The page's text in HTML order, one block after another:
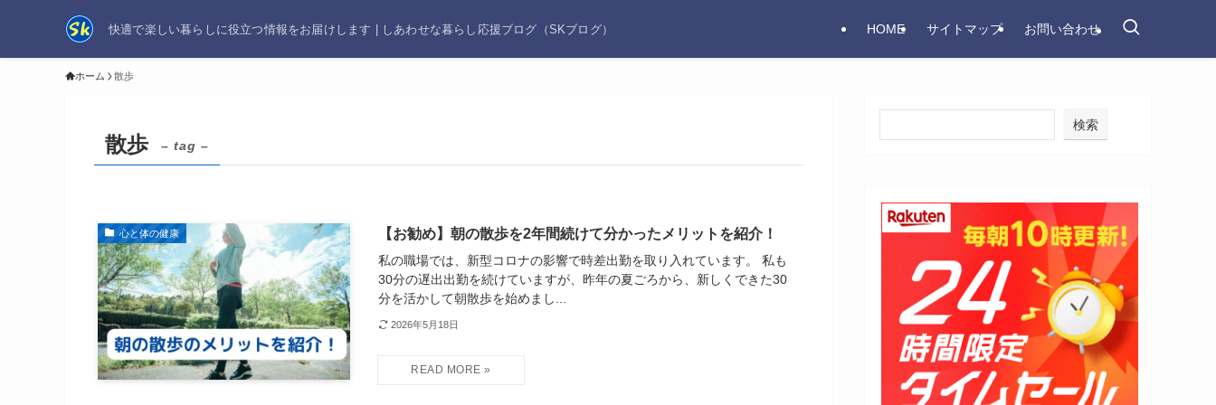
快適で楽しい暮らしに役立つ情報をお届けします | しあわせな暮らし応援ブログ（SKブログ） HOME サイトマップ お問い合わせ
ホーム 散歩
散歩 – tag –
心と体の健康 【お勧め】朝の散歩を2年間続けて分かったメリットを紹介！
私の職場では、新型コロナの影響で時差出勤を取り入れています。 私も
30分の遅出出勤を続けていますが、昨年の夏ごろから、新しくできた30
分を活かして朝散歩を始めまし...
2026年5月18日
検索